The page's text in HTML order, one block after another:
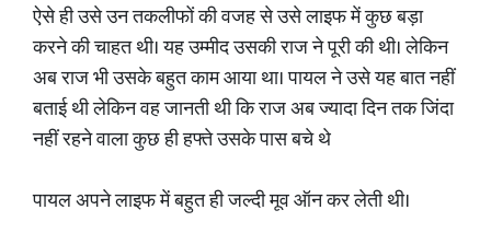
ऐसे ही उसे उन तकलीफों की वजह से उसे लाइफ में कुछ बड़ा
करने की चाहत थी। यह उम्मीद उसकी राज ने पूरी की थी। लेकिन
अब राज भी उसके बहुत काम आया था। पायल ने उसे यह बात नहीं
बताई थी लेकिन वह जानती थी कि राज अब ज्यादा दिन तक जिंदा
नहीं रहने वाला कुछ ही हफ्ते उसके पास बचे थे
पायल अपने लाइफ में बहुत ही जल्दी मूव ऑन कर लेती थी।